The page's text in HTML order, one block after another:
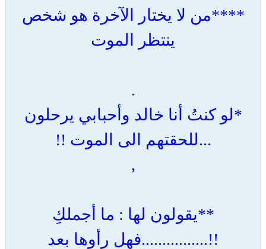
****من لا يختار الآخرة هو شخص
ينتظر الموت
.
*لو كنتُ أنا خالد وأحبابي يرحلون
...للحقتهم الى الموت !!
,
**يقولون لها : ما أجملكِ
!!................فهل رأوها بعد